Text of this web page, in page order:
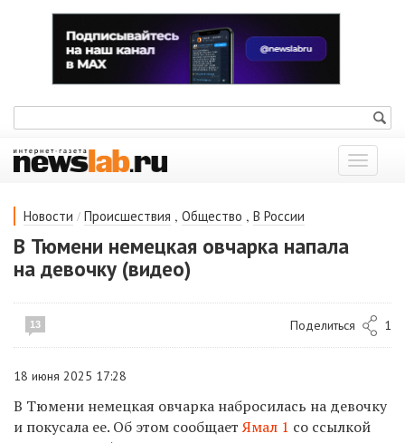
Показать
меню
Новости / Происшествия , Общество , В России
В Тюмени немецкая овчарка напала
на девочку (видео)
13 Поделиться 1
18 июня 2025 17:28
В Тюмени немецкая овчарка набросилась на девочку
и покусала ее. Об этом сообщаетЯмал 1 со ссылкой